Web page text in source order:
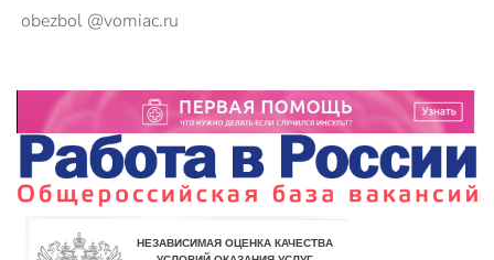
obezbol @vomiac.ru